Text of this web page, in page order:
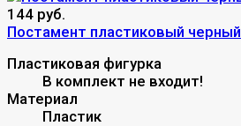
144 руб.
Постамент пластиковый черный
Пластиковая фигурка
В комплект не входит!
Материал
Пластик